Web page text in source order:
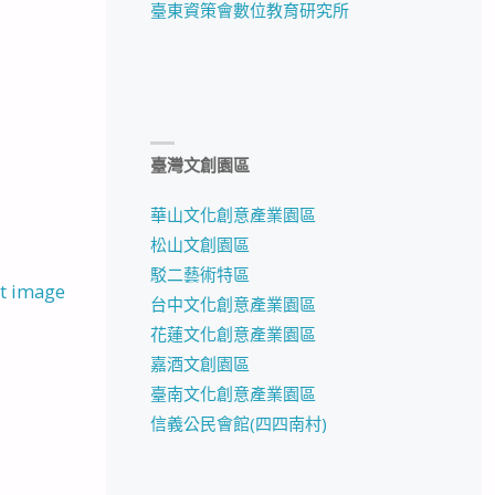
image
臺東資策會數位教育研究所
臺灣文創園區
華山文化創意產業園區
松山文創園區
駁二藝術特區
台中文化創意產業園區
花蓮文化創意產業園區
嘉酒文創園區
臺南文化創意產業園區
信義公民會館(四四南村)